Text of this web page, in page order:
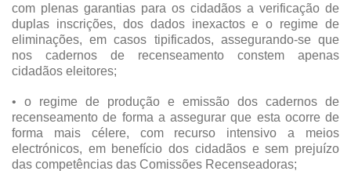
com plenas garantias para os cidadãos a verificação de
duplas inscrições, dos dados inexactos e o regime de
eliminações, em casos tipificados, assegurando-se que
nos cadernos de recenseamento constem apenas
cidadãos eleitores;
• o regime de produção e emissão dos cadernos de
recenseamento de forma a assegurar que esta ocorre de
forma mais célere, com recurso intensivo a meios
electrónicos, em benefício dos cidadãos e sem prejuízo
das competências das Comissões Recenseadoras;